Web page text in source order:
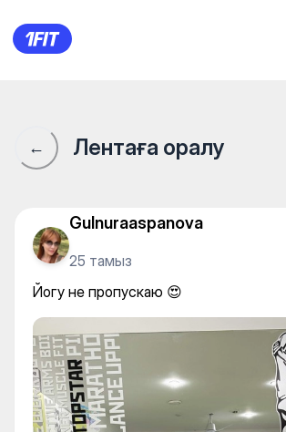
Йогу не пропускаю 😍
← Лентаға оралу
Gulnuraaspanova
25 тамыз
Йогу не пропускаю 😍